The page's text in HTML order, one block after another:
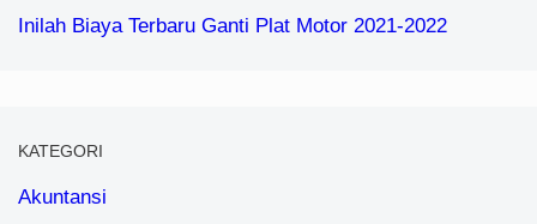
Inilah Biaya Terbaru Ganti Plat Motor 2021-2022
KATEGORI
Akuntansi